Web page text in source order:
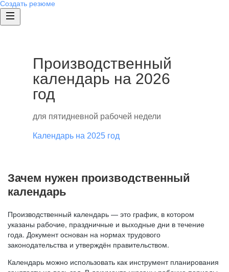
Создать резюме
Производственный
календарь на 2026
год
для пятидневной рабочей недели
Календарь на 2025 год
Зачем нужен производственный
календарь
Производственный календарь — это график, в котором
указаны рабочие, праздничные и выходные дни в течение
года. Документ основан на нормах трудового
законодательства и утверждён правительством.
Календарь можно использовать как инструмент планирования